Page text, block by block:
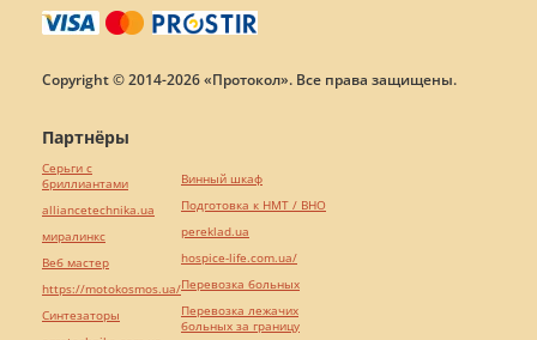
Copyright © 2014-2026 «Протокол». Все права защищены.
Партнёры
Серьги с
бриллиантами
alliancetechnika.ua
миралинкс
Веб мастер
https://motokosmos.ua/
Синтезаторы
Винный шкаф
Подготовка к НМТ / ВНО
pereklad.ua
hospice-life.com.ua/
Перевозка больных
Перевозка лежачих
больных за границу